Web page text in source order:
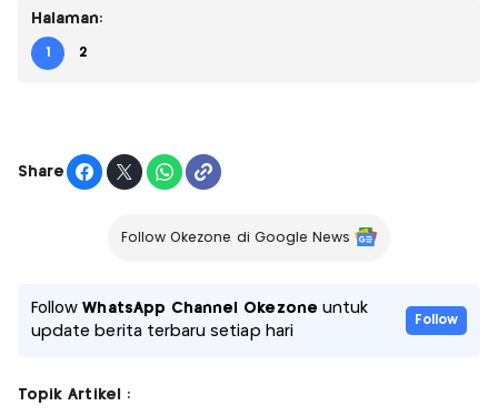
Halaman:
1 2
Share
Follow Okezone di Google News
FollowWhatsApp Channel Okezone untuk
update berita terbaru setiap hari
Follow
Topik Artikel :